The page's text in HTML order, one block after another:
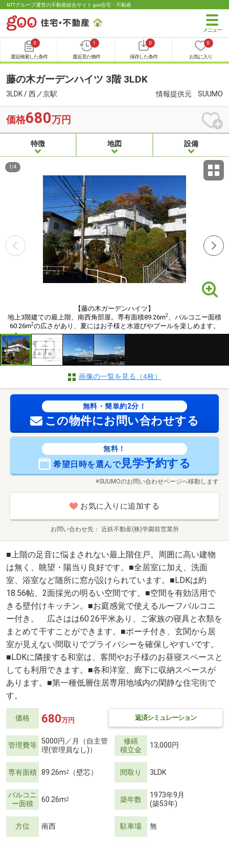
NTTグループ運営の不動産総合サイト goo住宅・不動産
0
最近検索した条件
1
最近見た物件
0
保存した条件
0
お気に入り
藤の木ガーデンハイツ 3階 3LDK
3LDK / 西ノ京駅 情報提供元 SUUMO
価格680万円
特徴 地図 設備
【藤の木ガーデンハイツ】
地上3階建ての最上階、南西角部屋。専有面積89.26m2、バルコニー面積
60.26m2の広さがあり、夏にはお子様と水遊びやプールを楽しめます。
1 /4
画像の一覧を見る（4枚）
無料・簡単約2分！
この物件にお問い合わせする
無料！
希望日時を選んで見学予約する
※SUUMOのお問い合わせページへ移動します
お気に入りに追加する
お問い合わせ先 近鉄不動産(株)学園前営業所
■上階の足音に悩まされない最上階住戸。周囲に高い建物
は無く、眺望・陽当り良好です。■全居室に加え、洗面
室、浴室など随所に窓が設けられています。■LDKは約
18.56帖、2面採光の明るい空間です。■空間を有効活用で
きる壁付けキッチン。■お庭感覚で使えるルーフバルコニ
ー付き。 広さはは60.26平米あり、ご家族の寝具と衣類を
まとめて干すことができます。■ポーチ付き、玄関から居
室が見えない間取りでプライバシーを確保しやすいです。
■LDKに隣接する和室は、客間やお子様のお昼寝スペースと
しても利用できます。■各和洋室、廊下に収納スペースが
あります。■第一種低層住居専用地域内の閑静な住宅街で
す。
価格 返済シミュレーション
680万円
管理費等 5000円／月（自主管
理(管理員なし)）
修繕
積立金
13,000円
専有面積 89.26m2 （壁芯） 間取り 3LDK
バルコニ
ー面積
60.26m2 築年数
1973年9月
(築53年)
方位 南西 駐車場 無